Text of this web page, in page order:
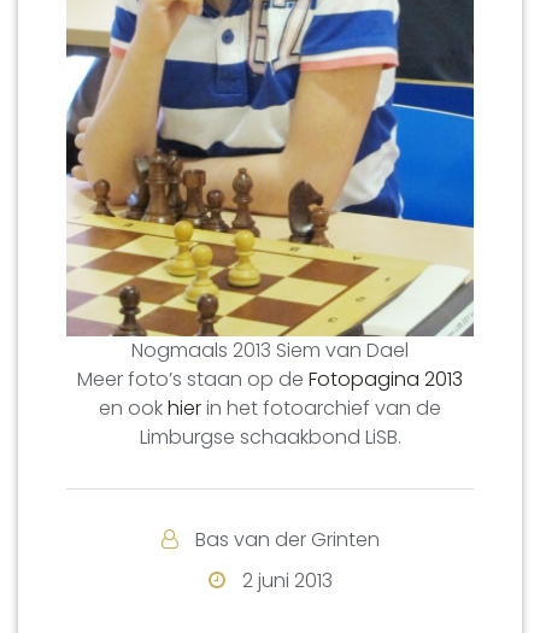
Nogmaals 2013 Siem van Dael
Meer foto’s staan op de Fotopagina 2013
en ookhierin het fotoarchief van de
Limburgse schaakbond LiSB.
Bas van der Grinten
2 juni 2013